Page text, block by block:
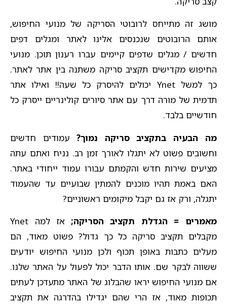
מושג זה מתייחס לרובוטי הסריקה של מנועי החיפוש,
אותם הרובוטים שנכנסים אלינו לאתר ומגלים דפים
חדשים / מגלים שדפים קיימים עברו רענון תוכן. מנועי
החיפוש מקדישים תקציב סריקה משתנה בין אתר לאתר.
כך למשל Ynet יכולים להיסרק כל שעה!! ואילו אתר
תדמית של מורה דרך עם אתר סיורים קולינריים ייסרק כל
חודשיים בלבד.
מה הבעיה בתקציב סריקה נמוך? עמודים חדשים
וחשובים פשוט לא יתגלו לאורך זמן רב. נניח ואתם עתה
מציעים שירות חדש והקמתם עבורו עמוד ייחודי באתר.
האם באמת תהיו מוכנים להמתין שבועיים עד שהעמוד
יתגלה, ורק אז גם יקבל מיקומים ראשוניים?
מאמרים = הגדלת תקציב הסריקה;
אז למה Ynet
מקבלים תקציב סריקה כל כך גדול? פשוט מאוד, הם
מעלים כתבות באופן תכוף ולכן מנועי החיפוש יודעים
ששווה לבקר שם. אותו הדבר יכול לפעול על האתר שלנו.
אם מנועי החיפוש יראו שהבלוג של האתר מתעדכן לעתים
תכופות מאוד, אז הרי שהם יגדילו בהדרגה את תקציב